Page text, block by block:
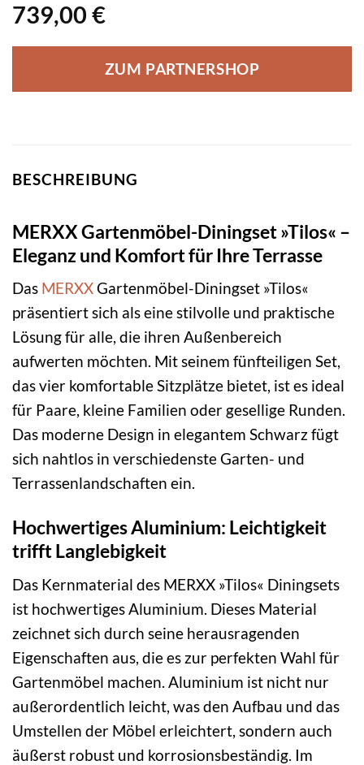
739,00 €
ZUM PARTNERSHOP
BESCHREIBUNG
MERXX Gartenmöbel-Diningset »Tilos« –
Eleganz und Komfort für Ihre Terrasse
Das MERXXGartenmöbel-Diningset »Tilos«
präsentiert sich als eine stilvolle und praktische
Lösung für alle, die ihren Außenbereich
aufwerten möchten. Mit seinem fünfteiligen Set,
das vier komfortable Sitzplätze bietet, ist es ideal
für Paare, kleine Familien oder gesellige Runden.
Das moderne Design in elegantem Schwarz fügt
sich nahtlos in verschiedenste Garten- und
Terrassenlandschaften ein.
Hochwertiges Aluminium: Leichtigkeit
trifft Langlebigkeit
Das Kernmaterial des MERXX »Tilos« Diningsets
ist hochwertiges Aluminium. Dieses Material
zeichnet sich durch seine herausragenden
Eigenschaften aus, die es zur perfekten Wahl für
Gartenmöbel machen. Aluminium ist nicht nur
außerordentlich leicht, was den Aufbau und das
Umstellen der Möbel erleichtert, sondern auch
äußerst robust und korrosionsbeständig. Im